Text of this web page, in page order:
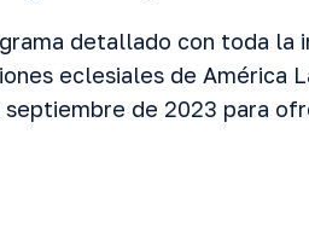
detallado con toda la
eclesiales de América
de 2023 para